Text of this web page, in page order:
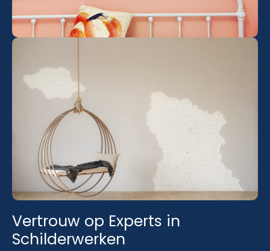
Vertrouw op Experts in
Schilderwerken